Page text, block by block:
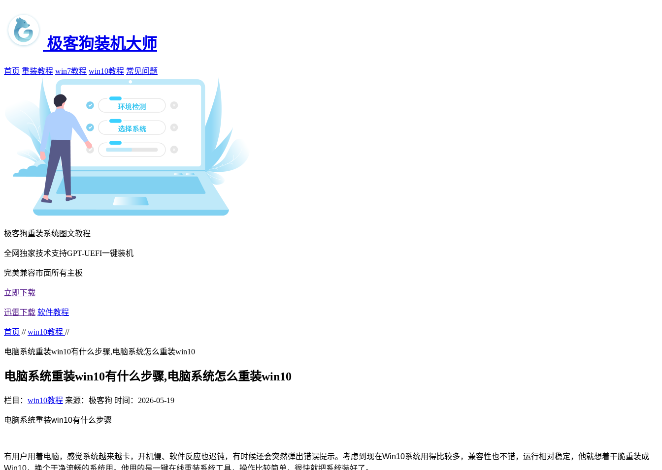
极客狗装机大师
首页 重装教程 win7教程 win10教程 常见问题
极客狗重装系统图文教程
全网独家技术支持GPT-UEFI一键装机
完美兼容市面所有主板
立即下载
迅雷下载 软件教程
首页 // win10教程 //
电脑系统重装win10有什么步骤,电脑系统怎么重装win10
电脑系统重装win10有什么步骤,电脑系统怎么重装win10
栏目： win10教程 来源：极客狗 时间：2026-05-19
电脑系统重装win10有什么步骤
有用户用着电脑，感觉系统越来越卡，开机慢、软件反应也迟钝，有时候还会突然弹出错误提示。考虑到现在Win10系统用得比较多，兼容性也不错，运行相对稳定，他就想着干脆重装成
Win10，换个干净流畅的系统用。他用的是一键在线重装系统工具，操作比较简单，很快就把系统装好了。